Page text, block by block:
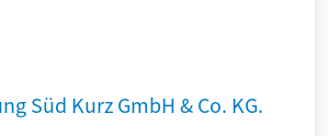
Süd Kurz GmbH & Co. KG.